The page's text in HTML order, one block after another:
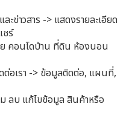
ะข่าวสาร -> แสดงรายละเอียด
ชร์
คอนโดบ้าน ที่ดิน ห้องนอน
ต่อเรา -> ข้อมูลติดต่อ, แผนที่,
ลบ แก้ไขข้อมูล สินค้าหรือ